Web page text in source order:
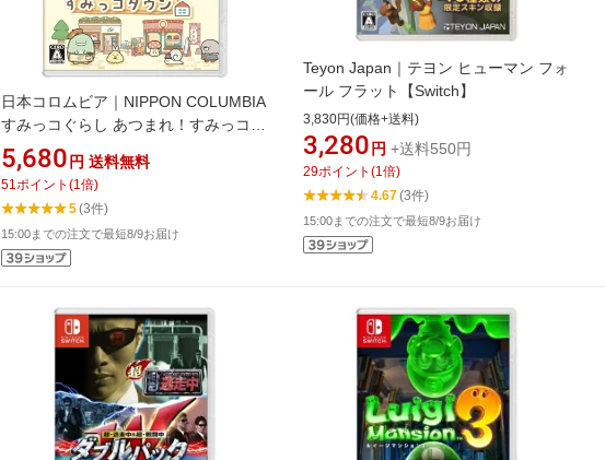
日本コロムビア｜NIPPON COLUMBIA
すみっコぐらし あつまれ！すみっコタ
ウン【Switch】
5,680 円 送料無料
51 ポイント (1 倍)
5(3件)
15:00までの注文で最短8/9お届け
Teyon Japan｜テヨン ヒューマン フォ
ール フラット【Switch】
3,830円(価格+送料)
3,280 円 +送料550円
29ポイント (1 倍)
4.67(3件)
15:00までの注文で最短8/9お届け